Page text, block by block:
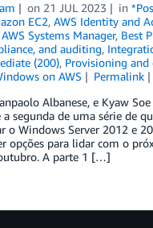
on 21 JUL 2023 in
EC2, AWS Identity and
AWS Systems Manager, Best
and auditing,
(200), Provisioning and
on AWS Permalink
Albanese, e Kyaw
segunda de uma série de
o Windows Server 2012 e
opções para lidar com o
A parte 1 […]